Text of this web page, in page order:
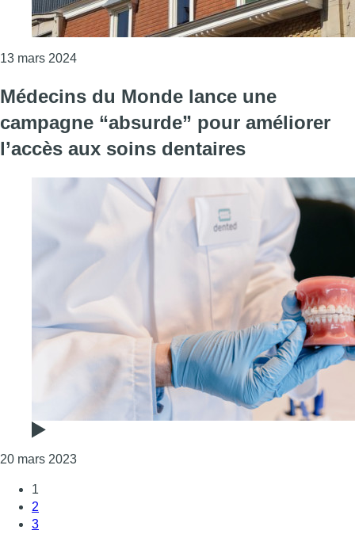
13 mars 2024Consulter l'article "La Croix-Rouge et Médecins
Médecins du Monde lance une
campagne “absurde” pour améliorer
l’accès aux soins dentaires
20 mars 2023Consulter l'article "Médecins du Monde lance
1
2
3